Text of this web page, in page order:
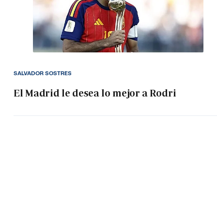
El Madrid le desea lo mejor a Rodri
SALVADOR SOSTRES